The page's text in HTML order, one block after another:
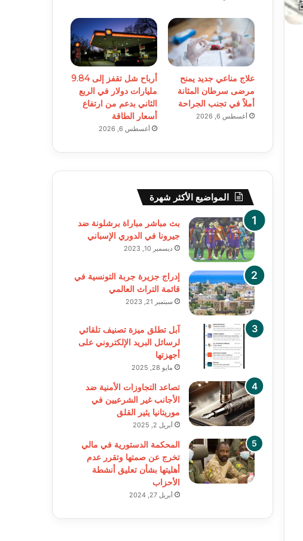
علاج مناعي جديد يمنح
مرضى سرطان المثانة
أملاً في تجنب الجراحة
أغسطس 6, 2026
أرباح شل تقفز إلى 9.84
مليارات دولار في الربع
الثاني بدعم من ارتفاع
أسعار الطاقة
أغسطس 6, 2026
المواضيع الأكثر شهرة
بث مباشر مباراة برشلونة ضد
جيرونا في الدوري الإسباني
ديسمبر 10, 2023
إدراج جزيرة جربة التونسية في
قائمة التراث العالمي
سبتمبر 21, 2023
آبل تطلق ميزة تصنيف تلقائي
لرسائل البريد الإلكتروني على
أجهزتها
مايو 28, 2025
تصاعد التجاوزات الأمنية ضد
الأجانب غير الشرعيين في
موريتانيا يثير القلق
أبريل 2, 2025
المحكمة الدستورية في مالي
تخرج عن صمتها وتقرر عدم
أهليتها بشأن تعليق أنشطة
الأحزاب
أبريل 27, 2024